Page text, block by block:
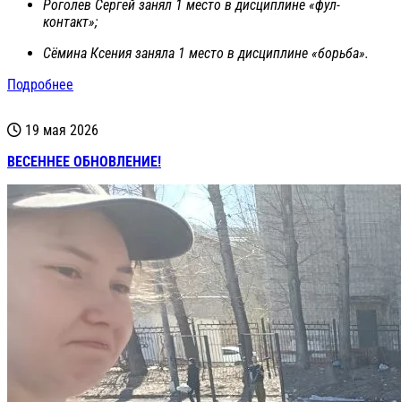
Роголев Сергей занял 1 место в дисциплине «фул-
контакт»;
Сёмина Ксения заняла 1 место в дисциплине «борьба».
Подробнее
19 мая 2026
ВЕСЕННЕЕ ОБНОВЛЕНИЕ!